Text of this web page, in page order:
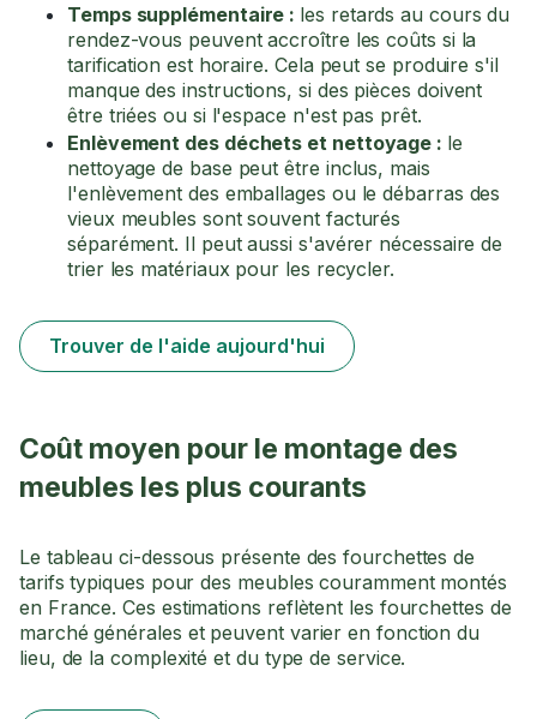
Temps supplémentaire : les retards au cours du
rendez-vous peuvent accroître les coûts si la
tarification est horaire. Cela peut se produire s'il
manque des instructions, si des pièces doivent
être triées ou si l'espace n'est pas prêt.
Enlèvement des déchets et nettoyage : le
nettoyage de base peut être inclus, mais
l'enlèvement des emballages ou le débarras des
vieux meubles sont souvent facturés
séparément. Il peut aussi s'avérer nécessaire de
trier les matériaux pour les recycler.
Trouver de l'aide aujourd'hui
Coût moyen pour le montage des
meubles les plus courants
Le tableau ci-dessous présente des fourchettes de
tarifs typiques pour des meubles couramment montés
en France. Ces estimations reflètent les fourchettes de
marché générales et peuvent varier en fonction du
lieu, de la complexité et du type de service.